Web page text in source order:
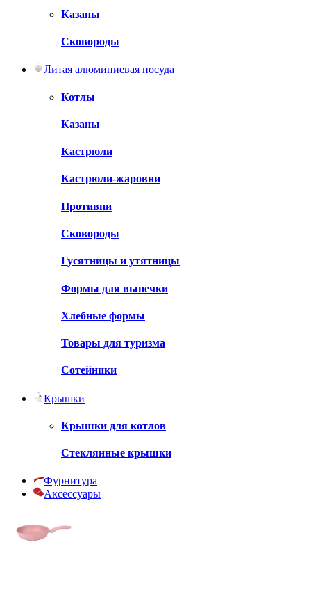
Казаны
Сковороды
Литая алюминиевая посуда
Котлы
Казаны
Кастрюли
Кастрюли-жаровни
Противни
Сковороды
Гусятницы и утятницы
Формы для выпечки
Хлебные формы
Товары для туризма
Сотейники
Крышки
Крышки для котлов
Стеклянные крышки
Фурнитура
Аксессуары